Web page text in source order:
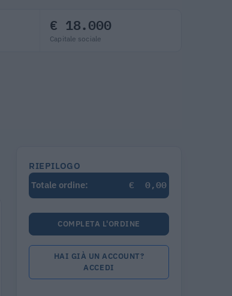
€ 18.000
Capitale sociale
RIEPILOGO
Totale ordine:
€ 0,00
COMPLETA L'ORDINE
HAI GIÀ UN ACCOUNT?
ACCEDI